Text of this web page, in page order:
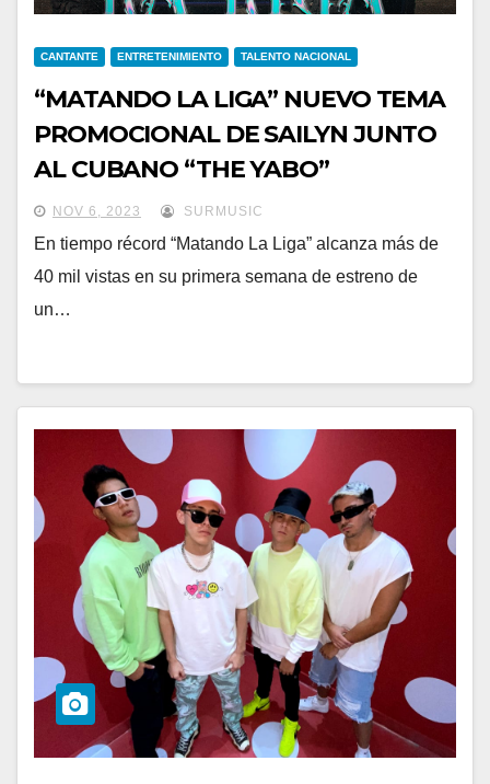
CANTANTE ENTRETENIMIENTO TALENTO NACIONAL
“MATANDO LA LIGA” NUEVO TEMA
PROMOCIONAL DE SAILYN JUNTO
AL CUBANO “THE YABO”
NOV 6, 2023 SURMUSIC
En tiempo récord “Matando La Liga” alcanza más de
40 mil vistas en su primera semana de estreno de
un…